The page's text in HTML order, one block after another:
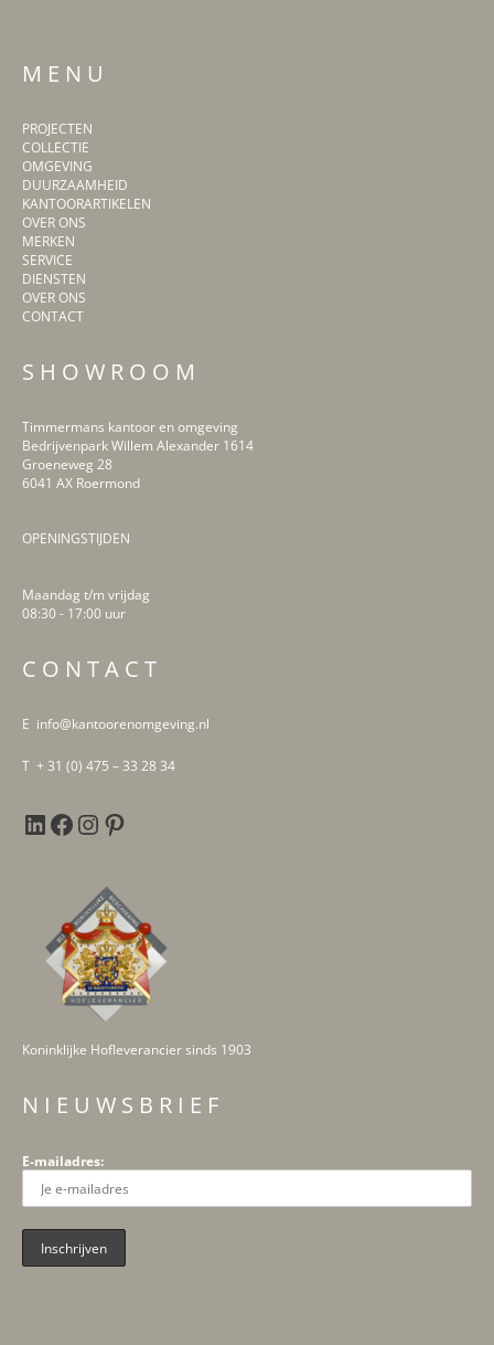
M E N U
PROJECTEN
COLLECTIE
OMGEVING
DUURZAAMHEID
KANTOORARTIKELEN
OVER ONS
MERKEN
SERVICE
DIENSTEN
OVER ONS
CONTACT
S H O W R O O M
Timmermans kantoor en omgeving
Bedrijvenpark Willem Alexander 1614
Groeneweg 28
6041 AX Roermond
OPENINGSTIJDEN
Maandag t/m vrijdag
08:30 - 17:00 uur
C O N T A C T
E info@kantoorenomgeving.nl
T + 31 (0) 475 – 33 28 34
LinkedIn
Facebook
Instagram
Pinterest
Koninklijke Hofleverancier sinds 1903
N I E U W S B R I E F
E-mailadres: